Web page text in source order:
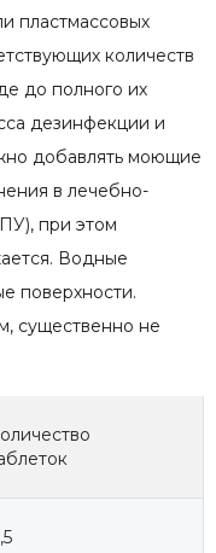
пластмассовых
количеств
до полного их
дезинфекции и
добавлять моющие
в лечебно-
при этом
Водные
поверхности.
существенно не